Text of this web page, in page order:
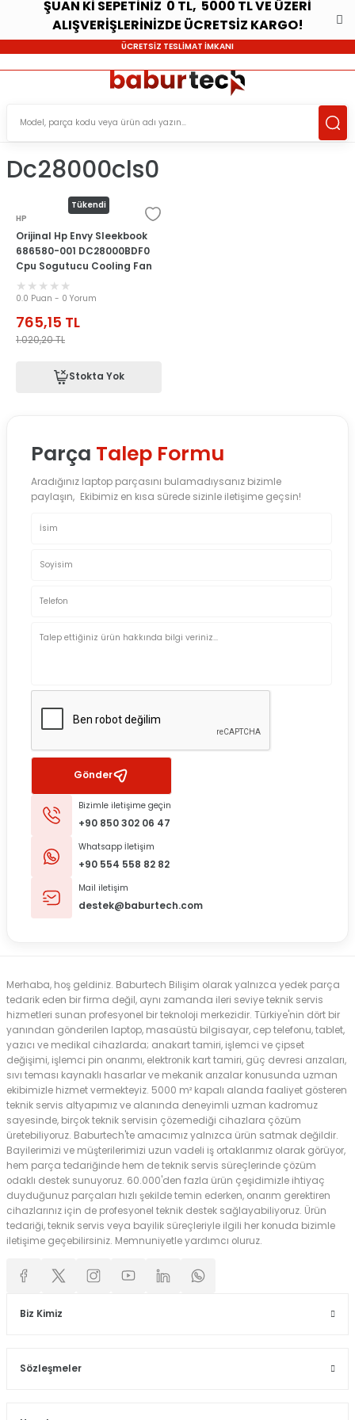
ŞUAN Kİ SEPETİNİZ 0 TL, 5000 TL VE ÜZERİ
ALIŞVERİŞLERİNİZDE ÜCRETSİZ KARGO!
ÜCRETSİZ TESLİMAT İMKANI
Dc28000cls0
Tükendi
HP
Orijinal Hp Envy Sleekbook
686580-001 DC28000BDF0
Cpu Sogutucu Cooling Fan
0.0 Puan - 0 Yorum
765,15 TL
1.020,20TL
Stokta Yok
Parça Talep Formu
Aradığınız laptop parçasını bulamadıysanız bizimle
paylaşın, Ekibimiz en kısa sürede sizinle iletişime geçsin!
Gönder
Bizimle iletişime geçin
+90 850 302 06 47
Whatsapp İletişim
+90 554 558 82 82
Mail iletişim
destek@baburtech.com
Merhaba, hoş geldiniz. Baburtech Bilişim olarak yalnızca yedek parça
tedarik eden bir firma değil, aynı zamanda ileri seviye teknik servis
hizmetleri sunan profesyonel bir teknoloji merkezidir. Türkiye'nin dört bir
yanından gönderilen laptop, masaüstü bilgisayar, cep telefonu, tablet,
yazıcı ve medikal cihazlarda; anakart tamiri, işlemci ve çipset
değişimi, işlemci pin onarımı, elektronik kart tamiri, güç devresi arızaları,
sıvı teması kaynaklı hasarlar ve mekanik arızalar konusunda uzman
ekibimizle hizmet vermekteyiz. 5000 m² kapalı alanda faaliyet gösteren
teknik servis altyapımız ve alanında deneyimli uzman kadromuz
sayesinde, birçok teknik servisin çözemediği cihazlara çözüm
üretebiliyoruz. Baburtech'te amacımız yalnızca ürün satmak değildir.
Bayilerimizi ve müşterilerimizi uzun vadeli iş ortaklarımız olarak görüyor,
hem parça tedariğinde hem de teknik servis süreçlerinde çözüm
odaklı destek sunuyoruz. 60.000'den fazla ürün çeşidimizle ihtiyaç
duyduğunuz parçaları hızlı şekilde temin ederken, onarım gerektiren
cihazlarınız için de profesyonel teknik destek sağlayabiliyoruz. Ürün
tedariği, teknik servis veya bayilik süreçleriyle ilgili her konuda bizimle
iletişime geçebilirsiniz. Memnuniyetle yardımcı oluruz.
Biz Kimiz
Sözleşmeler